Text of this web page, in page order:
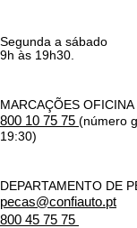
Segunda a sábado
9h às 19h30.
MARCAÇÕES OFICINA
800 10 75 75 (número
19:30)
DEPARTAMENTO DE
pecas@confiauto.pt
800 45 75 75